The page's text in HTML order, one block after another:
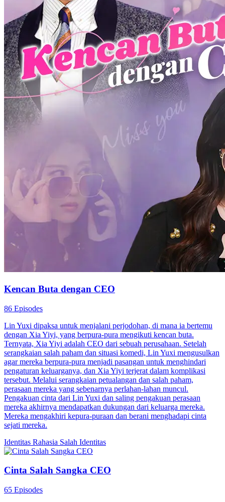
Kencan Buta dengan CEO
86 Episodes
Lin Yuxi dipaksa untuk menjalani perjodohan, di mana ia bertemu
dengan Xia Yiyi, yang berpura-pura mengikuti kencan buta.
Ternyata, Xia Yiyi adalah CEO dari sebuah perusahaan. Setelah
serangkaian salah paham dan situasi komedi, Lin Yuxi mengusulkan
agar mereka berpura-pura menjadi pasangan untuk menghindari
pengaturan keluarganya, dan Xia Yiyi terjerat dalam komplikasi
tersebut. Melalui serangkaian petualangan dan salah paham,
perasaan mereka yang sebenarnya perlahan-lahan muncul.
Pengakuan cinta dari Lin Yuxi dan saling pengakuan perasaan
mereka akhirnya mendapatkan dukungan dari keluarga mereka.
Mereka mengakhiri kepura-puraan dan berani menghadapi cinta
sejati mereka.
Identitas Rahasia Salah Identitas
Cinta Salah Sangka CEO
65 Episodes